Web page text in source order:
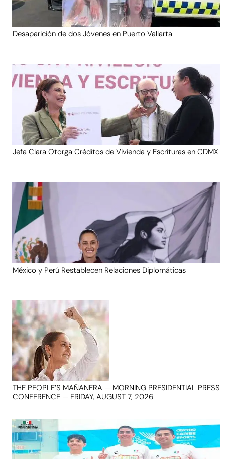
Desaparición de dos Jóvenes en Puerto Vallarta
Jefa Clara Otorga Créditos de Vivienda y Escrituras en CDMX
México y Perú Restablecen Relaciones Diplomáticas
THE PEOPLE’S MAÑANERA — MORNING PRESIDENTIAL PRESS
CONFERENCE — FRIDAY, AUGUST 7, 2026